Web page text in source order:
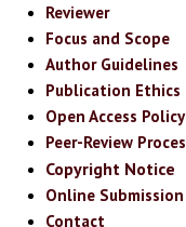
Reviewer
Focus and Scope
Author Guidelines
Publication Ethics
Open Access Policy
Peer-Review
Copyright Notice
Online Submission
Contact